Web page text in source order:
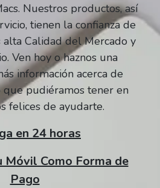
Nuestros productos, así
tienen la confianza de
alta Calidad del Mercado y
Ven hoy o haznos una
información acerca de
pudiéramos tener en
felices de ayudarte.
en 24 horas
Móvil Como Forma de
Pago